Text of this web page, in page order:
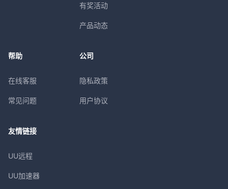
有奖活动
产品动态
帮助
在线客服
常见问题
公司
隐私政策
用户协议
友情链接
UU远程
UU加速器